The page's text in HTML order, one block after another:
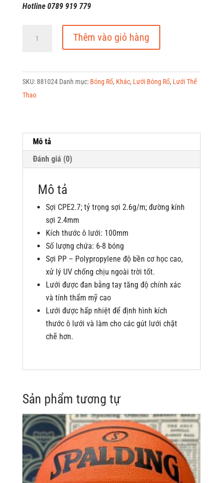
Hotline 0789 919 779
Bóng
881024
số
Thêm vào giỏ hàng
SKU:881024 Danh mục: Bóng Rổ, Khác, Lưới Bóng Rổ, Lưới Thể
Thao
Mô tả
Đánh giá (0)
Mô tả
Sợi CPE2.7; tỷ trọng sợi 2.6g/m; đường kính
sợi 2.4mm
Kích thước ô lưới: 100mm
Số lượng chứa: 6-8 bóng
Sợi PP – Polypropylene độ bền cơ học cao,
xử lý UV chống chịu ngoài trời tốt.
Lưới được đan bằng tay tăng độ chính xác
và tính thẩm mỹ cao
Lưới được hấp nhiệt để định hình kích
thước ô lưới và làm cho các gút lưới chặt
chẽ hơn.
Sản phẩm tương tự